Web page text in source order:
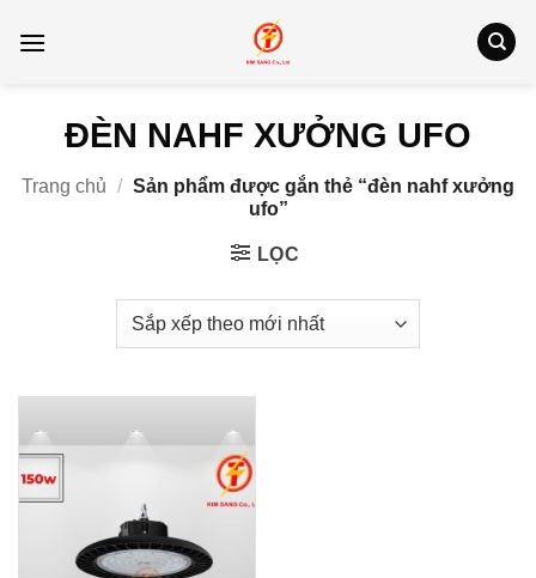
qua
ĐÈN NAHF XƯỞNG UFO
Trang chủ / Sản phẩm được gắn thẻ “đèn nahf xưởng
ufo”
LỌC